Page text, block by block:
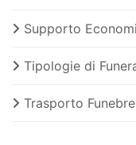
Supporto
Tipologie di
Trasporto Funebre